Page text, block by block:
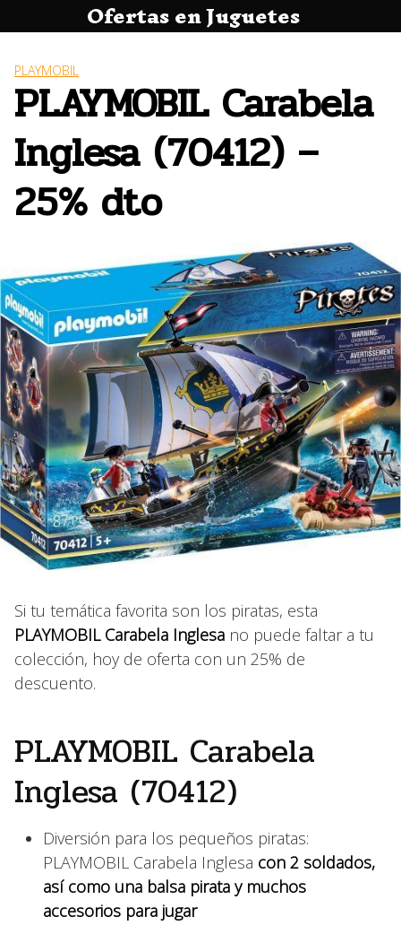
al
Ofertas en Juguetes
PLAYMOBIL
PLAYMOBIL Carabela
Inglesa (70412) –
25% dto
Si tu temática favorita son los piratas, esta
PLAYMOBIL Carabela Inglesa no puede faltar a tu
colección, hoy de oferta con un 25% de
descuento.
PLAYMOBIL Carabela
Inglesa (70412)
Diversión para los pequeños piratas:
PLAYMOBIL Carabela Inglesa con 2 soldados,
así como una balsa pirata y muchos
accesorios para jugar